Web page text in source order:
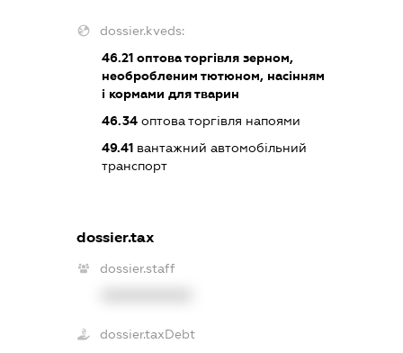
dossier.kveds:
46.21 оптова торгівля зерном,
необробленим тютюном, насінням
і кормами для тварин
46.34 оптова торгівля напоями
49.41 вантажний автомобільний
транспорт
dossier.tax
dossier.staff
dossier.taxDebt